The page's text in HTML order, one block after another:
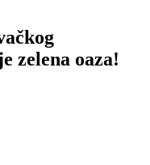
zelena oaza!